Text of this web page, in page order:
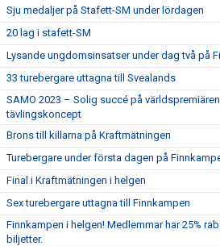
Sju medaljer på Stafett-SM under lördagen
20 lag i stafett-SM
Lysande ungdomsinsatser under dag två på
33 turebergare uttagna till Svealands
SAMO 2023 – Solig succé på
tävlingskoncept
Brons till killarna på Kraftmätningen
Turebergare under första dagen på
Final i Kraftmätningen i helgen
Sex turebergare uttagna till Finnkampen
Finnkampen i helgen! Medlemmar har 25%
biljetter.